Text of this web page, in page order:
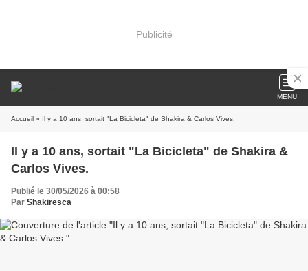
Publicité
MENU
Accueil » Il y a 10 ans, sortait "La Bicicleta" de Shakira & Carlos Vives.
Il y a 10 ans, sortait "La Bicicleta" de Shakira &
Carlos Vives.
Publié le 30/05/2026 à 00:58
Par Shakiresca